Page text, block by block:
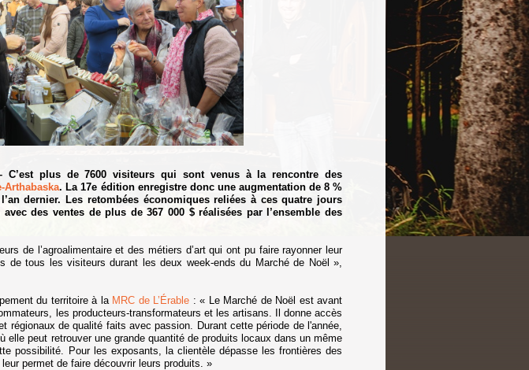
C’est plus de 7600 visiteurs qui sont venus à la rencontre des
Arthabaska. La 17e édition enregistre donc une augmentation de 8 %
dernier. Les retombées économiques reliées à ces quatre jours
des ventes de plus de 367 000 $ réalisées par l’ensemble des
de l’agroalimentaire et des métiers d’art qui ont pu faire rayonner leur
de tous les visiteurs durant les deux week-ends du Marché de Noël »,
du territoire à la MRC de L’Érable : « Le Marché de Noël est avant
les producteurs-transformateurs et les artisans. Il donne accès
régionaux de qualité faits avec passion. Durant cette période de l'année,
elle peut retrouver une grande quantité de produits locaux dans un même
possibilité. Pour les exposants, la clientèle dépasse les frontières des
permet de faire découvrir leurs produits. »